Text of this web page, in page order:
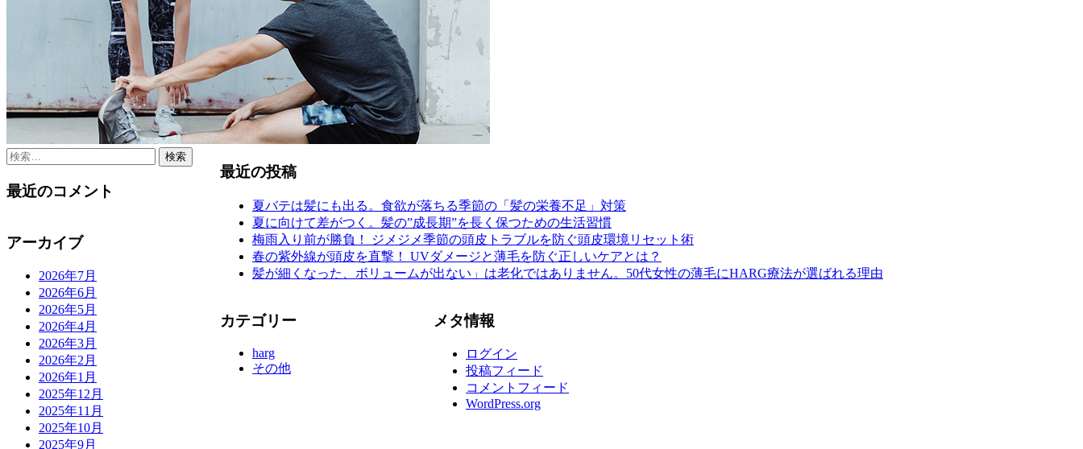
検
最近の投稿
夏バテは髪にも出る。食欲が落ちる季節の「髪の栄養不足」対策
夏に向けて差がつく。髪の”成長期”を長く保つための生活習慣
梅雨入り前が勝負！ ジメジメ季節の頭皮トラブルを防ぐ頭皮環境リセット術
春の紫外線が頭皮を直撃！ UVダメージと薄毛を防ぐ正しいケアとは？
髪が細くなった、ボリュームが出ない」は老化ではありません。50代女性の薄毛にHARG療法が選ばれる理由
最近のコメント
アーカイブ
2026年7月
2026年6月
2026年5月
2026年4月
2026年3月
2026年2月
2026年1月
2025年12月
2025年11月
2025年10月
2025年9月
カテゴリー
harg
その他
メタ情報
ログイン
投稿フィード
コメントフィード
WordPress.org